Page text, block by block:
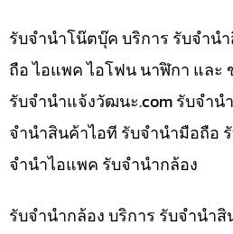
รับจำนำโน๊ตบุ๊ค บริการ รับจำน
ถือ ไอแพค ไอโฟน นาฬิกา และ
รับจํานําแจ้งวัฒนะ.com รับจำน
จำนำสินค้าไอที รับจำนำมือถือ
จำนำไอแพค รับจำนำกล้อง
รับจำนำกล้อง บริการ รับจำนำ